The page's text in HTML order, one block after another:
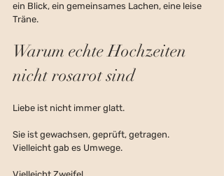
ein Blick, ein gemeinsames Lachen, eine leise
Träne.
Warum echte Hochzeiten
nicht rosarot sind
Liebe ist nicht immer glatt.
Sie ist gewachsen, geprüft, getragen.
Vielleicht gab es Umwege.